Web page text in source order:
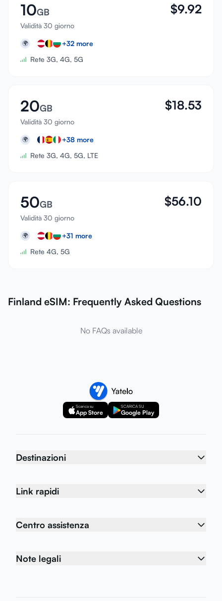
10GB
Validità 30 giorno
$9.92
🌍 +32 more
Rete 3G, 4G, 5G
20GB
Validità 30 giorno
$18.53
🌍 +38 more
Rete 3G, 4G, 5G, LTE
50GB
Validità 30 giorno
$56.10
🌍 +31 more
Rete 4G, 5G
Finland eSIM: Frequently Asked Questions
No FAQs available
Scarica su
App Store
SCARICA SU
Google Play
Destinazioni
Link rapidi
Centro assistenza
Note legali